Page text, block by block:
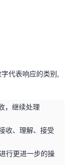
代表响应的类别,
，继续处理
收、理解、接受
行更进一步的操